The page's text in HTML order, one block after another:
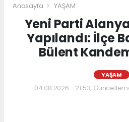
Anasayfa YAŞAM
Yeni Parti
Yapılandı: İlçe
Bülent
YAŞAM
04.08.2026 - 21:53,